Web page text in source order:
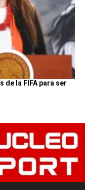
la FIFA para ser